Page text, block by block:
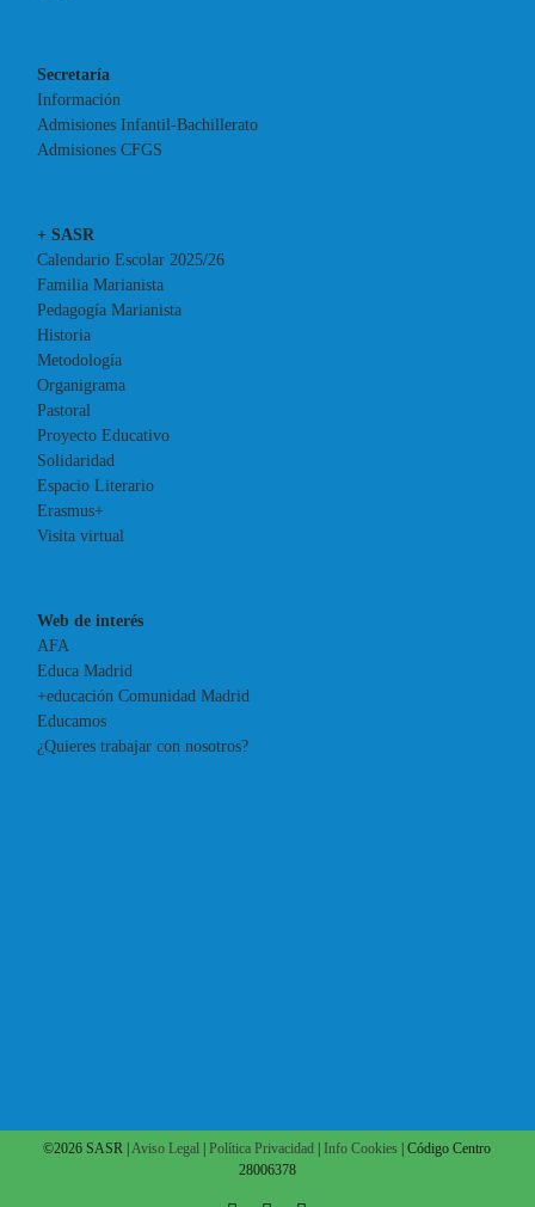
Secretaría
Información
Admisiones Infantil-Bachillerato
Admisiones CFGS
+ SASR
Calendario Escolar 2025/26
Familia Marianista
Pedagogía Marianista
Historia
Metodología
Organigrama
Pastoral
Proyecto Educativo
Solidaridad
Espacio Literario
Erasmus+
Visita virtual
Web de interés
AFA
Educa Madrid
+educación Comunidad Madrid
Educamos
¿Quieres trabajar con nosotros?
©2026 SASR |Aviso Legal |Política Privacidad |Info Cookies
| Código Centro
28006378